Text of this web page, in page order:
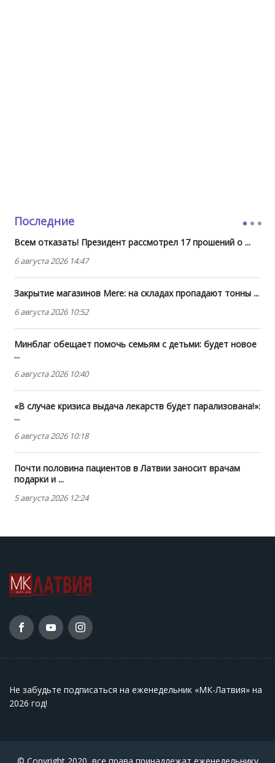
Последние
Всем отказать! Президент рассмотрел 17 прошений о ...
6 августа 2026 14:47
Закрытие магазинов Mere: на складах пропадают тонны ...
6 августа 2026 10:52
Минблаг обещает помочь семьям с детьми: будет новое
...
6 августа 2026 10:40
«В случае кризиса выдача лекарств будет парализована!»:
...
6 августа 2026 10:18
Почти половина пациентов в Латвии заносит врачам
подарки и ...
5 августа 2026 12:24
Не забудьте подписаться на еженедельник «МК-Латвия» на
2026 год!